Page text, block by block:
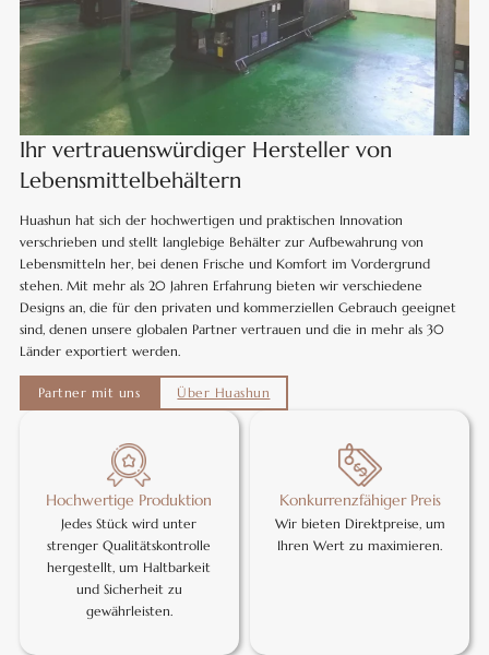
Ihr vertrauenswürdiger Hersteller von
Lebensmittelbehältern
Huashun hat sich der hochwertigen und praktischen Innovation
verschrieben und stellt langlebige Behälter zur Aufbewahrung von
Lebensmitteln her, bei denen Frische und Komfort im Vordergrund
stehen. Mit mehr als 20 Jahren Erfahrung bieten wir verschiedene
Designs an, die für den privaten und kommerziellen Gebrauch geeignet
sind, denen unsere globalen Partner vertrauen und die in mehr als 30
Länder exportiert werden.
Partner mit uns Über Huashun
Hochwertige Produktion
Jedes Stück wird unter
strenger Qualitätskontrolle
hergestellt, um Haltbarkeit
und Sicherheit zu
gewährleisten.
Konkurrenzfähiger Preis
Wir bieten Direktpreise, um
Ihren Wert zu maximieren.